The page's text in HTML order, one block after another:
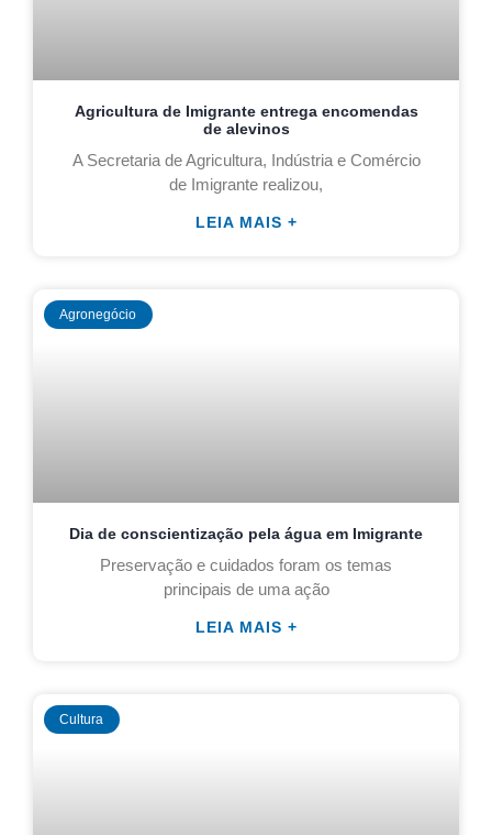
Agricultura de Imigrante entrega encomendas
de alevinos
A Secretaria de Agricultura, Indústria e Comércio
de Imigrante realizou,
LEIA MAIS +
Agronegócio
Dia de conscientização pela água em Imigrante
Preservação e cuidados foram os temas
principais de uma ação
LEIA MAIS +
Cultura